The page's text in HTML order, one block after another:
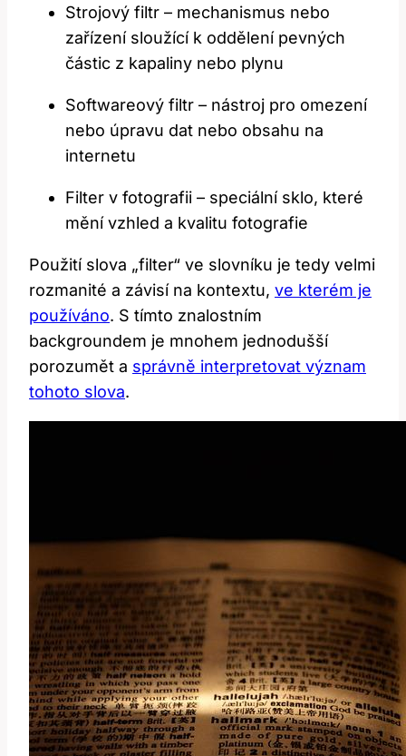
Strojový filtr – mechanismus nebo
zařízení sloužící k oddělení pevných
částic z kapaliny nebo plynu
Softwareový filtr – nástroj pro omezení
nebo úpravu dat nebo obsahu na
internetu
Filter v fotografii – speciální sklo, které
mění vzhled a kvalitu fotografie
Použití slova „filter“ ve slovníku je tedy velmi
rozmanité a závisí na kontextu, ve kterém je
používáno. S tímto znalostním
backgroundem je mnohem jednodušší
porozumět a správně interpretovat význam
tohoto slova.